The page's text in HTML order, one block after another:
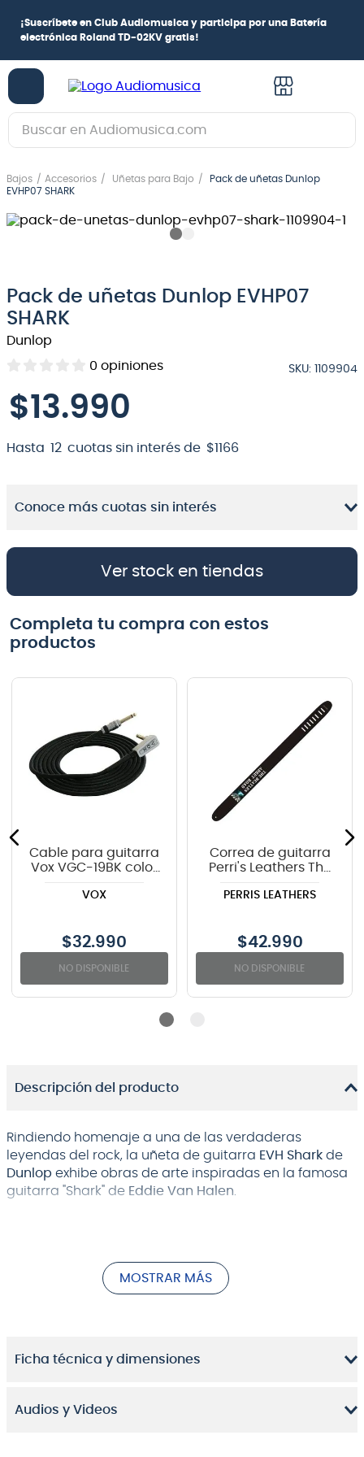
¡Suscríbete en Club Audiomusica y participa por una Batería
electrónica Roland TD-02KV gratis!
Buscar en Audiomusica.com
Bajos Accesorios Uñetas para Bajo
Pack de uñetas Dunlop
EVHP07 SHARK
Pack de uñetas Dunlop EVHP07
SHARK
Dunlop
0 opiniones SKU: 1109904
$13.990
Hasta 12 cuotas sin interés de $1166
Conoce más cuotas sin interés
Ver stock en tiendas
Completa tu compra con estos
productos
Cable para guitarra
Vox VGC-19BK color
VOX
$32.990
NO DISPONIBLE
Correa de guitarra
Perri's Leathers The
Road" P25TB-6074
PERRIS LEATHERS
$42.990
NO DISPONIBLE
Descripción del producto
Rindiendo homenaje a una de las verdaderas
leyendas del rock, la uñeta de guitarra EVH Shark de
Dunlop exhibe obras de arte inspiradas en la famosa
guitarra "Shark" de Eddie Van Halen
Esta impresionante uñeta presenta color burdeos con
rayas plateadas junto con la sensación única de Max-
mundo del rock.
MOSTRAR MÁS
Ficha técnica y dimensiones
Audios y Videos
1.
guitarra electrica
2.
bajo
5.
amplificador
.
9
micrófono
10. violin